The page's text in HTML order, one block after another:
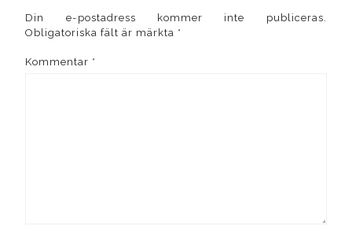
Din e-postadress kommer inte publiceras.
Obligatoriska fält är märkta *
Kommentar *